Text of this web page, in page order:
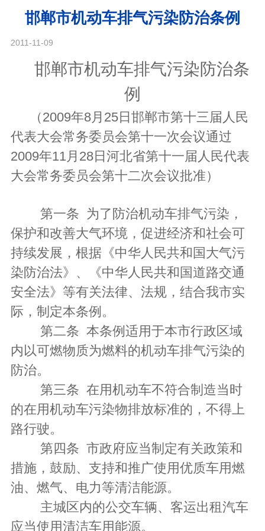
邯郸市机动车排气污染防治条例
2011-11-09
邯郸市机动车排气污染防治条
例
（2009年8月25日邯郸市第十三届人民
代表大会常务委员会第十一次会议通过
2009年11月28日河北省第十一届人民代表
大会常务委员会第十二次会议批准）
第一条 为了防治机动车排气污染，
保护和改善大气环境，促进经济和社会可
持续发展，根据《中华人民共和国大气污
染防治法》、《中华人民共和国道路交通
安全法》等有关法律、法规，结合我市实
际，制定本条例。
第二条 本条例适用于本市行政区域
内以可燃物质为燃料的机动车排气污染的
防治。
第三条 在用机动车不符合制造当时
的在用机动车污染物排放标准的，不得上
路行驶。
第四条 市政府应当制定有关政策和
措施，鼓励、支持和推广使用优质车用燃
油、燃气、电力等清洁能源。
主城区内的公交车辆、客运出租汽车
应当使用清洁车用能源。